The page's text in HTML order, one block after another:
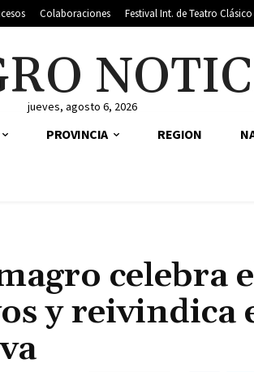
Colaboraciones Festival Int. de Teatro
jueves, agosto 6, 2026
PROVINCIA REGION
celebra
y reivindica